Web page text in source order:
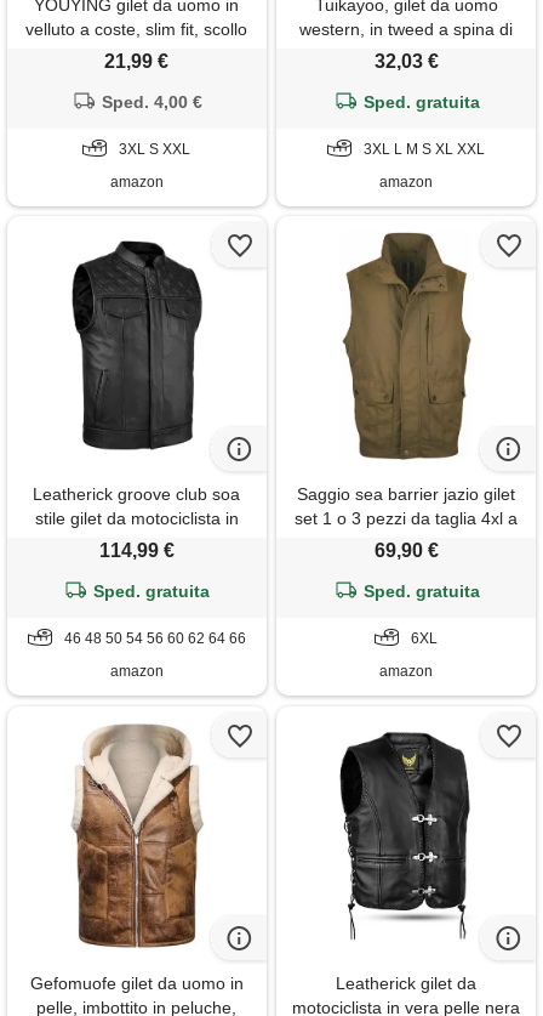
YOUYING gilet da uomo in
velluto a coste, slim fit, scollo
a v, con bottoni, stile vintage,
da cowboy, senza maniche,
per feste e matrimoni,
21,99 €
Sped. 4,00 €
3XL S XXL
amazon
Tuikayoo, gilet da uomo
western, in tweed a spina di
pesce, in lana, vestibilità slim,
caffè, s
32,03 €
Sped. gratuita
3XL L M S XL XXL
amazon
Leatherick groove club soa
stile gilet da motociclista in
vera pelle per uomo - gilet da
diamante nero (it, numero,
114,99 €
Sped. gratuita
46 48 50 54 56 60 62 64 66
amazon
Saggio sea barrier jazio gilet
set 1 o 3 pezzi da taglia 4xl a
7xl leggero con tasche
uomo con profumatore fango
69,90 €
Sped. gratuita
6XL
amazon
Gefomuofe gilet da uomo in
pelle, imbottito in peluche,
Leatherick gilet da
motociclista in vera pelle nera